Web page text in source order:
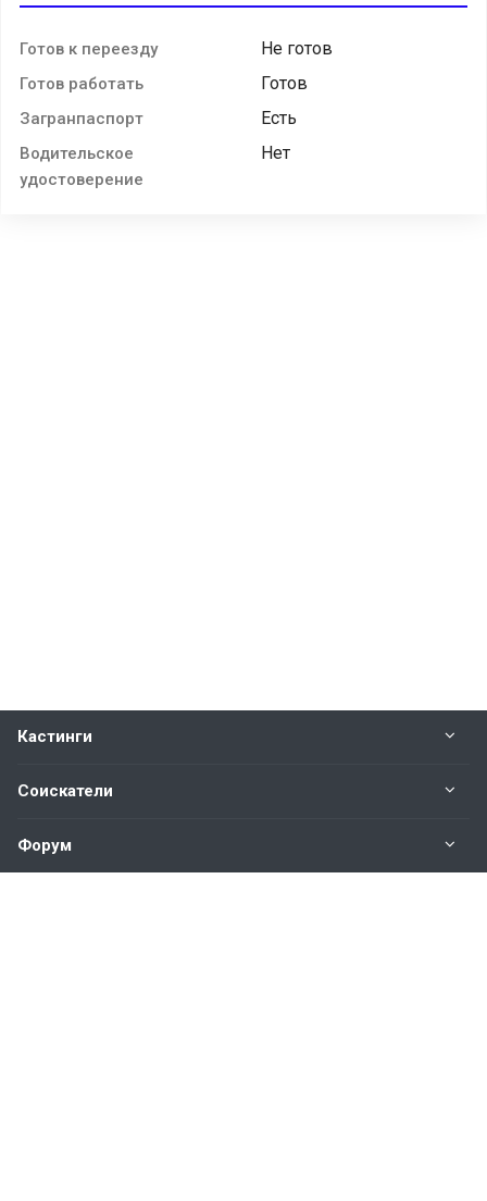
Готов к переезду Не готов
Готов работать Готов
Загранпаспорт Есть
Водительское
удостоверение
Нет
Кастинги
Соискатели
Форум